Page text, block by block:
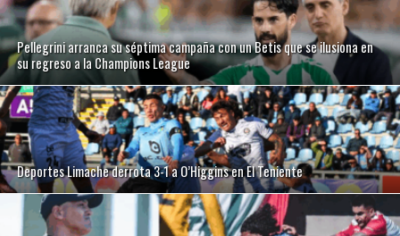
Pellegrini arranca su séptima campaña con un Betis que se ilusiona en
su regreso a la Champions League
Deportes Limache derrota 3-1 a O’Higgins en El Teniente